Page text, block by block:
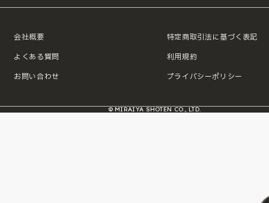
会社概要
よくある質問
お問い合わせ
特定商取引法に基づく表記
利用規約
プライバシーポリシー
© MIRAIYA SHOTEN CO., LTD.